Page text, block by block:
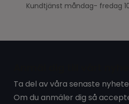
Kundtjänst måndag- fredag
Ta del av våra senaste
Om du anmäler dig så